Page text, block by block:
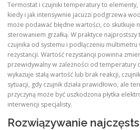
Termostat i czujniki temperatury to
kiedy i jak intensywnie jacuzzi podgrzewa
może podawać błędne wartości, co skutkuje
sterowaniem grzałką. W praktyce najprostszy
czujnika od systemu i podłączeniu
rezystancji. Wartość rezystancji powinna
przewidywalny w zależności od temperatury
wykazuje stałą wartość lub brak reakcji,
sytuacji, gdy czujnik działa prawidłowo, ale
przyczyną może być uszkodzona płytka
interwencji specjalisty.
Rozwiązywanie